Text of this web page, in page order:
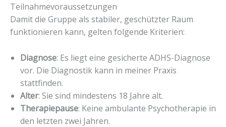
Teilnahmevoraussetzungen
Damit die Gruppe als stabiler, geschützter Raum
funktionieren kann, gelten folgende Kriterien:
Diagnose: Es liegt eine gesicherte ADHS-Diagnose
vor. Die Diagnostik kann in meiner Praxis
stattfinden.
Alter: Sie sind mindestens 18 Jahre alt.
Therapiepause: Keine ambulante Psychotherapie in
den letzten zwei Jahren.